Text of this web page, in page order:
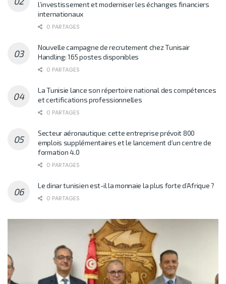
l’investissement et moderniser les échanges financiers
internationaux
0 PARTAGES
Nouvelle campagne de recrutement chez Tunisair
Handling: 165 postes disponibles
0 PARTAGES
La Tunisie lance son répertoire national des compétences
et certifications professionnelles
0 PARTAGES
Secteur aéronautique: cette entreprise prévoit 800
emplois supplémentaires et le lancement d’un centre de
formation 4.0
0 PARTAGES
Le dinar tunisien est-il la monnaie la plus forte d’Afrique ?
0 PARTAGES